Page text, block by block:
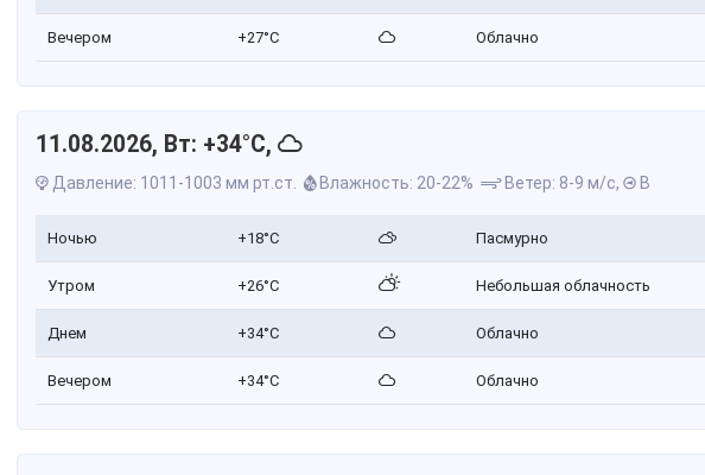
Вечером +27°C Облачно
11.08.2026, Вт: +34°C,
Давление: 1011-1003 мм рт.ст. Влажность: 20-22% Ветер: 8-9 м/с, В
Ночью +18°C Пасмурно
Утром +26°C Небольшая облачность
Днем +34°C Облачно
Вечером +34°C Облачно